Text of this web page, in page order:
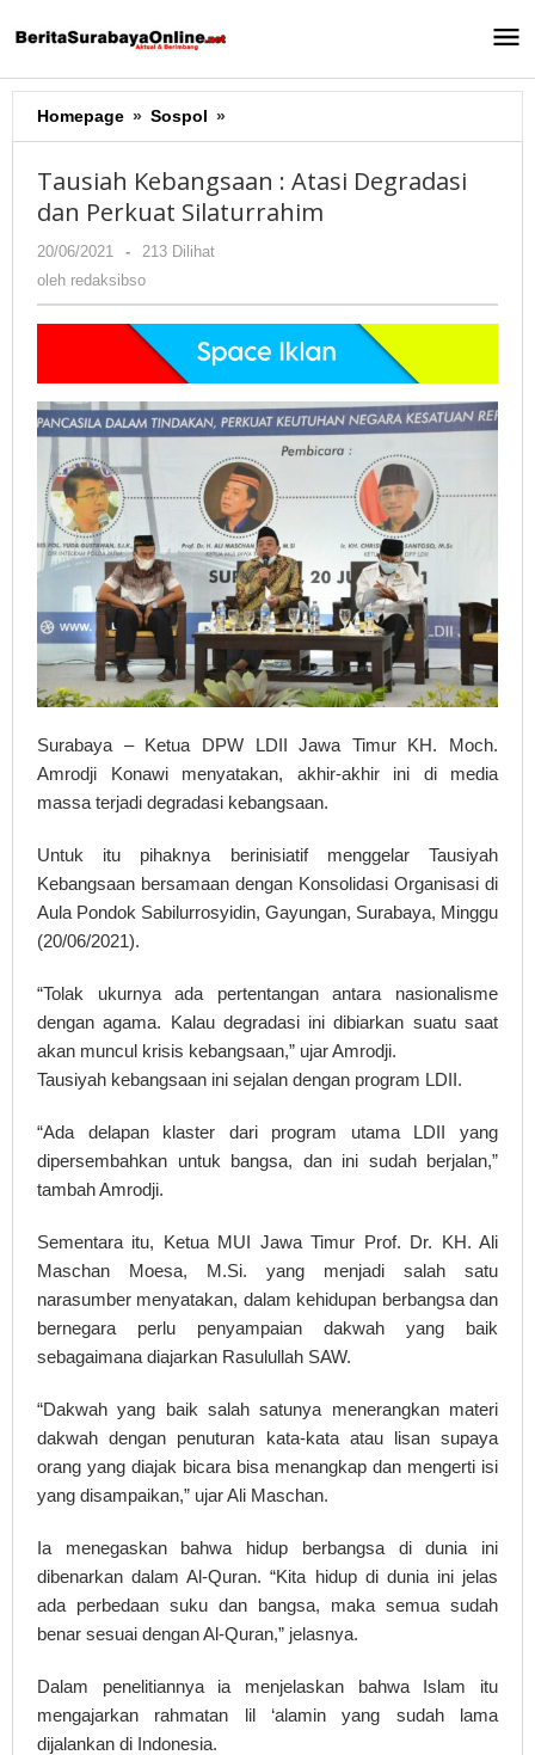
ke
Homepage » Sospol »
Kebangsaan
Atasi
Degradasi
Tausiah Kebangsaan : Atasi Degradasi
dan Perkuat Silaturrahim
20/06/2021
oleh
redaksibso
-
213 Dilihat
oleh redaksibso
Surabaya – Ketua DPW LDII Jawa Timur KH. Moch.
Amrodji Konawi menyatakan, akhir-akhir ini di media
massa terjadi degradasi kebangsaan.
Untuk itu pihaknya berinisiatif menggelar Tausiyah
Kebangsaan bersamaan dengan Konsolidasi Organisasi di
Aula Pondok Sabilurrosyidin, Gayungan, Surabaya, Minggu
(20/06/2021).
“Tolak ukurnya ada pertentangan antara nasionalisme
dengan agama. Kalau degradasi ini dibiarkan suatu saat
akan muncul krisis kebangsaan,” ujar Amrodji.
Tausiyah kebangsaan ini sejalan dengan program LDII.
“Ada delapan klaster dari program utama LDII yang
dipersembahkan untuk bangsa, dan ini sudah berjalan,”
tambah Amrodji.
Sementara itu, Ketua MUI Jawa Timur Prof. Dr. KH. Ali
Maschan Moesa, M.Si. yang menjadi salah satu
narasumber menyatakan, dalam kehidupan berbangsa dan
bernegara perlu penyampaian dakwah yang baik
sebagaimana diajarkan Rasulullah SAW.
“Dakwah yang baik salah satunya menerangkan materi
dakwah dengan penuturan kata-kata atau lisan supaya
orang yang diajak bicara bisa menangkap dan mengerti isi
yang disampaikan,” ujar Ali Maschan.
Ia menegaskan bahwa hidup berbangsa di dunia ini
dibenarkan dalam Al-Quran. “Kita hidup di dunia ini jelas
ada perbedaan suku dan bangsa, maka semua sudah
benar sesuai dengan Al-Quran,” jelasnya.
Dalam penelitiannya ia menjelaskan bahwa Islam itu
mengajarkan rahmatan lil ‘alamin yang sudah lama
dijalankan di Indonesia.